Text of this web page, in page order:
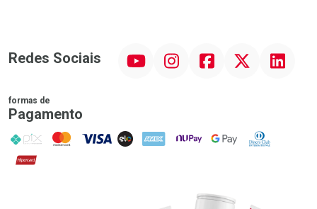
Redes Sociais InstagramFacebook Linkedin
formas de
Pagamento
PIX MasterCard
VISA ELO AMEX NuPay Google PayDiners Club
Hipercard
Promoção em Destaque